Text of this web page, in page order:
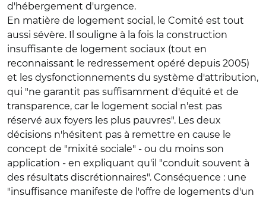
d'hébergement d'urgence.
En matière de logement social, le Comité est tout
aussi sévère. Il souligne à la fois la construction
insuffisante de logement sociaux (tout en
reconnaissant le redressement opéré depuis 2005)
et les dysfonctionnements du système d'attribution,
qui "ne garantit pas suffisamment d'équité et de
transparence, car le logement social n'est pas
réservé aux foyers les plus pauvres". Les deux
décisions n'hésitent pas à remettre en cause le
concept de "mixité sociale" - ou du moins son
application - en expliquant qu'il "conduit souvent à
des résultats discrétionnaires". Conséquence : une
"insuffisance manifeste de l'offre de logements d'un